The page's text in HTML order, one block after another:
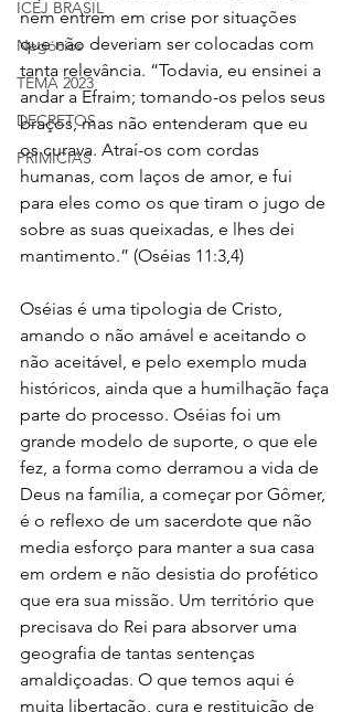
ICEJ BRASIL
Negócios
TEMA 2023
DECRETOS
PRIMÍCIAS
nem entrem em crise por situações
que não deveriam ser colocadas com
tanta relevância. “Todavia, eu ensinei a
andar a Efraim; tomando-os pelos seus
braços, mas não entenderam que eu
os curava. Atraí-os com cordas
humanas, com laços de amor, e fui
para eles como os que tiram o jugo de
sobre as suas queixadas, e lhes dei
mantimento.” (Oséias 11:3,4)
Oséias é uma tipologia de Cristo,
amando o não amável e aceitando o
não aceitável, e pelo exemplo muda
históricos, ainda que a humilhação faça
parte do processo. Oséias foi um
grande modelo de suporte, o que ele
fez, a forma como derramou a vida de
Deus na família, a começar por Gômer,
é o reflexo de um sacerdote que não
media esforço para manter a sua casa
em ordem e não desistia do profético
que era sua missão. Um território que
precisava do Rei para absorver uma
geografia de tantas sentenças
amaldiçoadas. O que temos aqui é
muita libertação, cura e restituição de